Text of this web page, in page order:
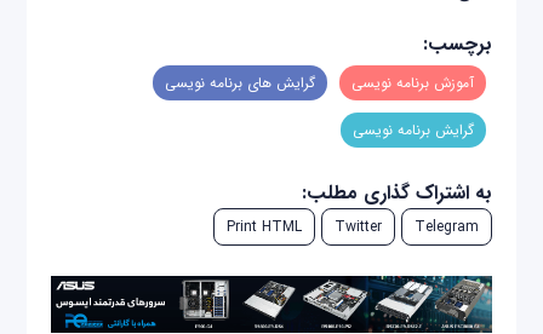
برچسب:
آموزش برنامه نویسی گرایش های برنامه نویسی
گرایش برنامه نویسی
به اشتراک گذاری مطلب:
Telegram
Twitter
Print HTML